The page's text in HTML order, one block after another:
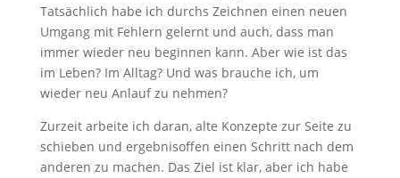
Tatsächlich habe ich durchs Zeichnen einen neuen
Umgang mit Fehlern gelernt und auch, dass man
immer wieder neu beginnen kann. Aber wie ist das
im Leben? Im Alltag? Und was brauche ich, um
wieder neu Anlauf zu nehmen?
Zurzeit arbeite ich daran, alte Konzepte zur Seite zu
schieben und ergebnisoffen einen Schritt nach dem
anderen zu machen. Das Ziel ist klar, aber ich habe